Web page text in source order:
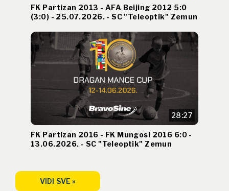
FK Partizan 2013 - AFA Beijing 2012 5:0
(3:0) - 25.07.2026. - SC "Teleoptik" Zemun
28:27
FK Partizan 2016 - FK Mungosi 2016 6:0 -
13.06.2026. - SC "Teleoptik" Zemun
VIDI SVE »